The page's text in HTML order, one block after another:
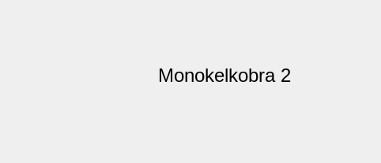
Monokelkobra 2